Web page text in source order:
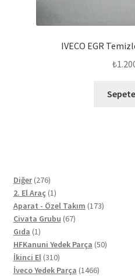
IVECO EGR
₺
Diğer 276276
ürün
2. El Araç 11
ürün
Aparat - Özel Takım 173173
Civata Grubu 6767
Gıda 11
ürün
HFKanuni Yedek Parça 5050
İkinci El 310310
ürün
İveco Yedek Parça 14661466